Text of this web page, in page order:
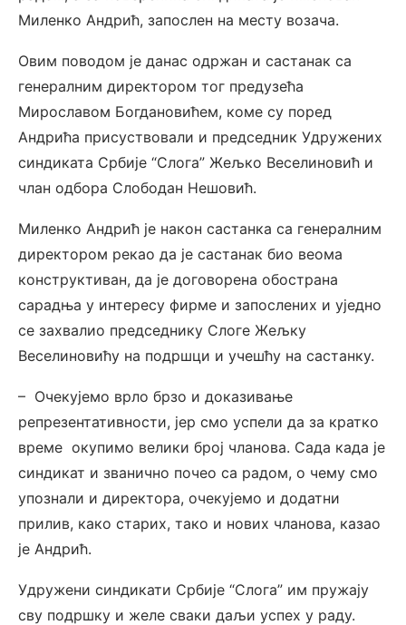
Миленко Андрић, запослен на месту возача.
Овим поводом је данас одржан и састанак са
генералним директором тог предузећа
Мирославом Богдановићем, коме су поред
Андрића присуствовали и председник Удружених
синдиката Србије “Слога” Жељко Веселиновић и
члан одбора Слободан Нешовић.
Миленко Андрић је након састанка са генералним
директором рекао да је састанак био веома
конструктиван, да је договорена обострана
сарадња у интересу фирме и запослених и уједно
се захвалио председнику Слоге Жељку
Веселиновићу на подршци и учешћу на састанку.
– Очекујемо врло брзо и доказивање
репрезентативности, јер смо успели да за кратко
време окупимо велики број чланова. Сада када је
синдикат и званично почео са радом, о чему смо
упознали и директора, очекујемо и додатни
прилив, како старих, тако и нових чланова, казао
је Андрић.
Удружени синдикати Србије “Слога” им пружају
сву подршку и желе сваки даљи успех у раду.